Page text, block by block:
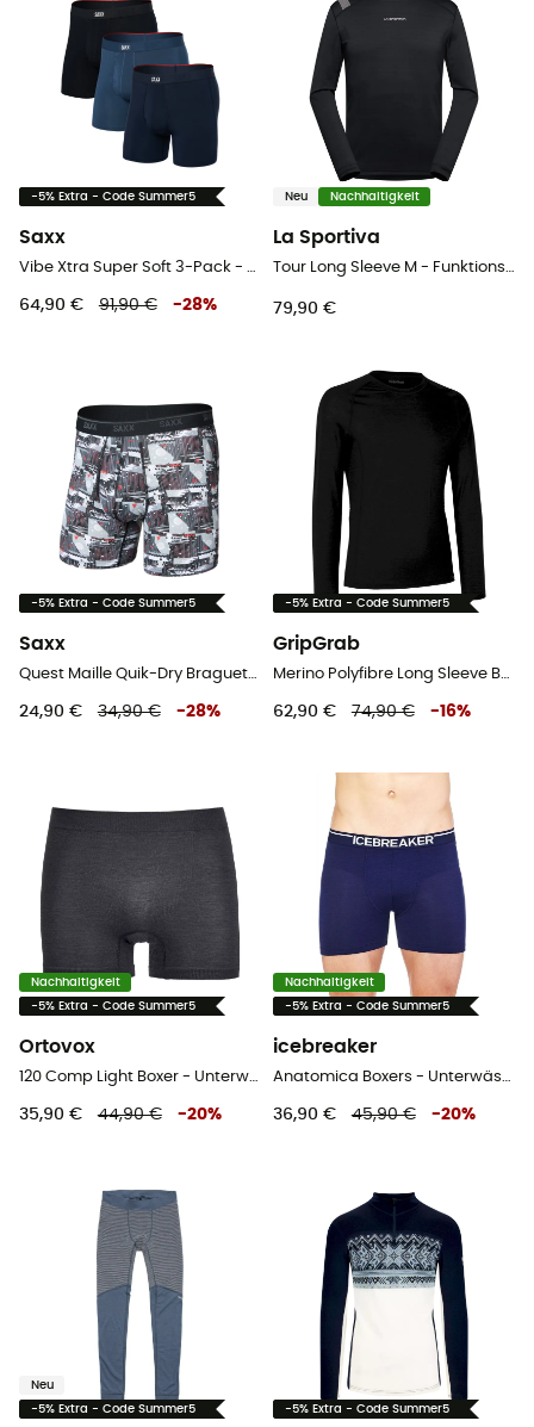
-5% Extra - Code Summer5
Saxx
64,90 € 91,90 € -28%
Neu Nachhaltigkeit
La Sportiva
79,90 €
-5% Extra - Code Summer5
Saxx
24,90 € 34,90 € -28%
-5% Extra - Code Summer5
GripGrab
62,90 € 74,90 € -16%
Nachhaltigkeit
-5% Extra - Code Summer5
Ortovox
35,90 € 44,90 € -20%
Nachhaltigkeit
-5% Extra - Code Summer5
icebreaker
36,90 € 45,90 € -20%
Neu
-5% Extra - Code Summer5 -5% Extra - Code Summer5